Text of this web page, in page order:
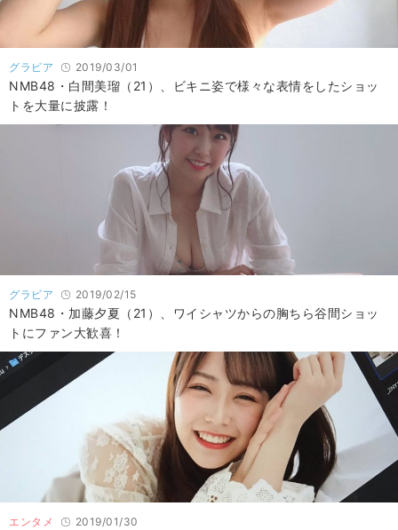
グラビア 2019/03/01
NMB48・白間美瑠（21）、ビキニ姿で様々な表情をしたショッ
トを大量に披露！
グラビア 2019/02/15
NMB48・加藤夕夏（21）、ワイシャツからの胸ちら谷間ショッ
トにファン大歓喜！
エンタメ 2019/01/30